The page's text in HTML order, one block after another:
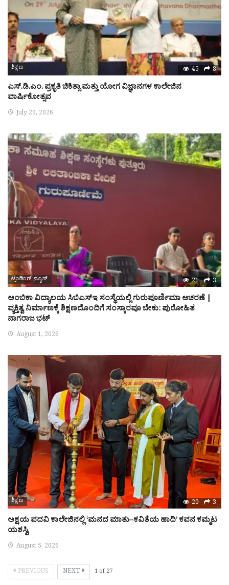
ಶಿಕ್ಷಣ 45 8
ಎಸ್.ಡಿ.ಎಂ. ಪ್ರಕೃತಿ ಚಿಕಿತ್ಸಾ ಮತ್ತು ಯೋಗ ವಿಜ್ಞಾನಗಳ ಕಾಲೇಜಿನ
ವಾರ್ಷಿಕೋತ್ಸವ
July 29, 2026
ಟ್ರೆಂಡಿಂಗ್ ನ್ಯೂಸ್ 21 3
ಅಂಬಿಕಾ ವಿದ್ಯಾಲಯ ಸಿಬಿಎಸ್‌ಇ ಸಂಸ್ಥೆಯಲ್ಲಿ ಗುರುಪೂರ್ಣಿಮಾ ಆಚರಣೆ |
ವ್ಯಕ್ತಿತ್ವ ನಿರ್ಮಾಣಕ್ಕೆ ಶಿಕ್ಷಣದೊಂದಿಗೆ ಸಂಸ್ಕಾರವೂ ಬೇಕು: ಪುರೋಹಿತ
ನಾಗರಾಜ ಭಟ್
August 1, 2026
ಶಿಕ್ಷಣ 20 3
ಅಕ್ಷಯ ಪದವಿ ಕಾಲೇಜಿನಲ್ಲಿ ‘ಮನದ ಮಾತು–ಕವಿತೆಯ ಹಾದಿ’ ಕವನ ಕಮ್ಮಟ
ಯಶಸ್ವಿ
August 5, 2026
PREVIOUS NEXT 1 of27